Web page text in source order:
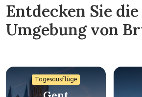
Entdecken Sie die
Umgebung von
Tagesausflüge